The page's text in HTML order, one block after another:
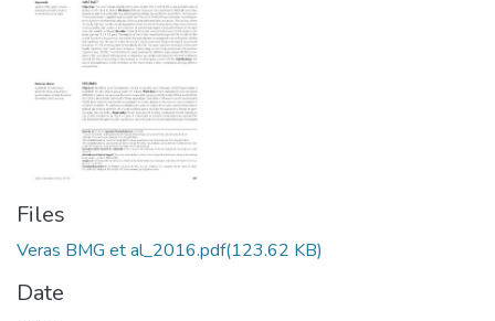
Files
Veras BMG et al_2016.pdf(123.62 KB)
Date